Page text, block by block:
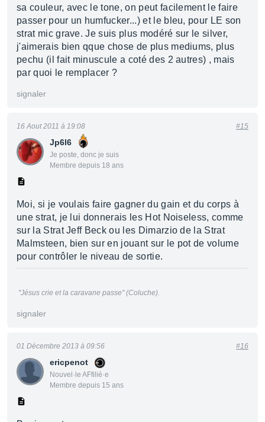
sa couleur, avec le tone, on peut facilement le faire
passer pour un humfucker...) et le bleu, pour LE son
strat mic grave. Je suis plus modéré sur le silver,
j'aimerais bien qque chose de plus mediums, plus
pechu (il fait minuscule a coté des 2 autres) , mais
par quoi le remplacer ?
signaler
Jp6l6
Je poste, donc je suis
Membre depuis 18 ans
16 Aout 2011 à 19:08 #15
Moi, si je voulais faire gagner du gain et du corps à
une strat, je lui donnerais les Hot Noiseless, comme
sur la Strat Jeff Beck ou les Dimarzio de la Strat
Malmsteen, bien sur en jouant sur le pot de volume
pour contrôler le niveau de sortie.
"Jésus crie et la caravane passe" (Coluche).
signaler
ericpenot
Nouvel·le AFfilié·e
Membre depuis 15 ans
01 Décembre 2013 à 09:56 #16